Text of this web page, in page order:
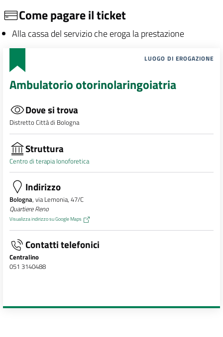
Come pagare il ticket
Alla cassa del servizio che eroga la prestazione
LUOGO DI EROGAZIONE
Ambulatorio otorinolaringoiatria
Dove si trova
Distretto Città di Bologna
Struttura
Centro di terapia Ionoforetica
Indirizzo
Bologna, via Lemonia, 47/C
Quartiere Reno
Visualizza indirizzo su Google Maps
Contatti telefonici
Centralino
051 3140488